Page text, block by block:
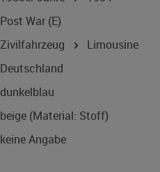
Post War (E)
Zivilfahrzeug
Limousine
Deutschland
dunkelblau
beige (Material: Stoff)
keine Angabe